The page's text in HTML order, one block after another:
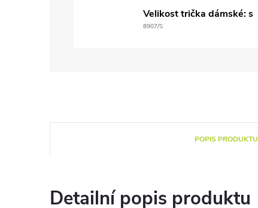
Velikost trička dámské: s
8907/S
POPIS PRODUKTU
Detailní popis produktu